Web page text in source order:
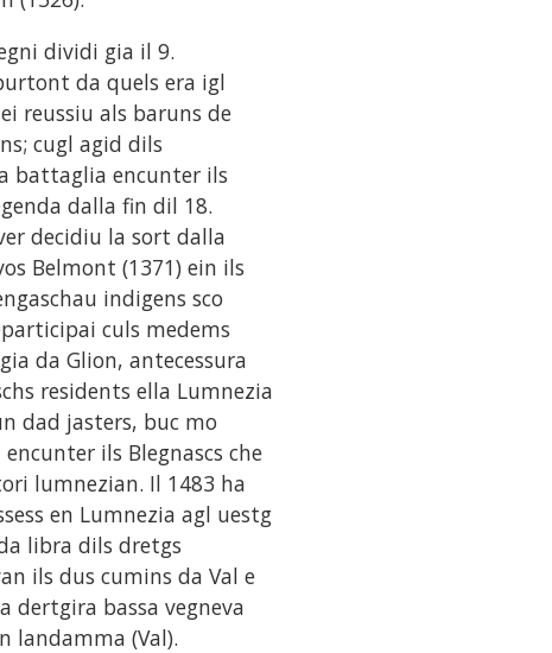
dividi gia il 9.
da quels era igl
reussiu als baruns de
cugl agid dils
battaglia encunter ils
dalla fin dil 18.
decidiu la sort dalla
Belmont (1371) ein ils
indigens sco
culs medems
da Glion, antecessura
residents ella Lumnezia
dad jasters, buc mo
ils Blegnascs che
lumnezian. Il 1483 ha
en Lumnezia agl uestg
libra dils dretgs
ils dus cumins da Val e
dertgira bassa vegneva
landamma (Val).